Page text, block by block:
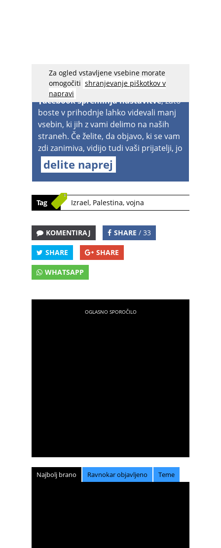
Za ogled vstavljene vsebine morate
omogočiti shranjevanje piškotkov v
napravi
acebook spreminja nastavitve, zato
boste v prihodnje lahko videvali manj
vsebin, ki jih z vami delimo na naših
straneh. Če želite, da objavo, ki se vam
zdi zanimiva, vidijo tudi vaši prijatelji, jo
delite naprej
Tag Izrael, Palestina, vojna
KOMENTIRAJ SHARE / 33
SHARE SHARE
WHATSAPP
Najbolj brano Ravnokar objavljeno Teme